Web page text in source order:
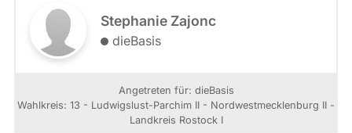
Stephanie Zajonc
dieBasis
Angetreten für: dieBasis
Wahlkreis: 13 - Ludwigslust-Parchim II - Nordwestmecklenburg II -
Landkreis Rostock I